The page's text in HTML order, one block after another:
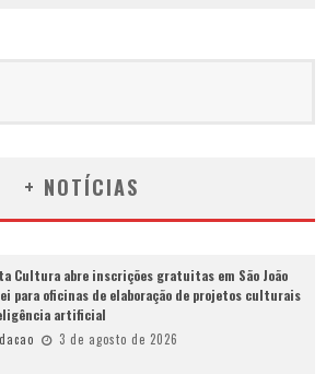
+ NOTÍCIAS
Cultura abre inscrições gratuitas em São João
para oficinas de elaboração de projetos culturais
artificial
3 de agosto de 2026